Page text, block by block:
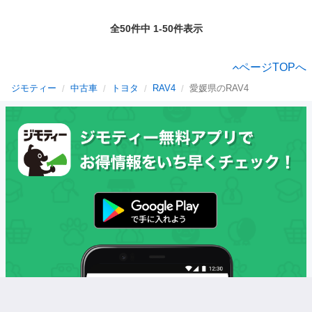
全50件中 1-50件表示
ページTOPへ
ジモティー 中古車 トヨタ RAV4 愛媛県のRAV4